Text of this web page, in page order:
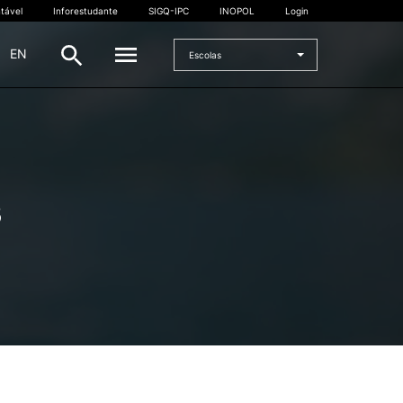
Inforestudante SIGQ-IPC INOPOL Login
EN Escolas